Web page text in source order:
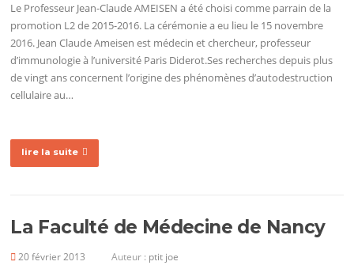
Le Professeur Jean-Claude AMEISEN a été choisi comme parrain de la
promotion L2 de 2015-2016. La cérémonie a eu lieu le 15 novembre
2016. Jean Claude Ameisen est médecin et chercheur, professeur
d’immunologie à l’université Paris Diderot.Ses recherches depuis plus
de vingt ans concernent l’origine des phénomènes d’autodestruction
cellulaire au…
lire la suite
La Faculté de Médecine de Nancy
20 février 2013 Auteur : ptit joe